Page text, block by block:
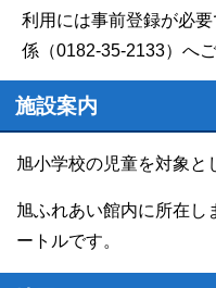
利用には事前登録が必
係（0182-35-2133）へ
施設案内
旭小学校の児童を対象と
旭ふれあい館内に所在し
ートルです。